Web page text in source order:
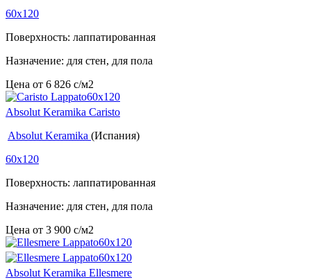
60x120
Поверхность: лаппатированная
Назначение: для стен, для пола
Цена от 6 826 c/м2
Absolut Keramika Caristo
Absolut Keramika (Испания)
60x120
Поверхность: лаппатированная
Назначение: для стен, для пола
Цена от 3 900 c/м2
Absolut Keramika Ellesmere